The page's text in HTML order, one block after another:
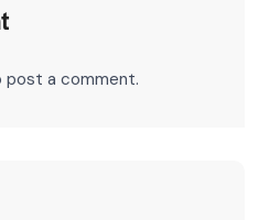
post a comment.